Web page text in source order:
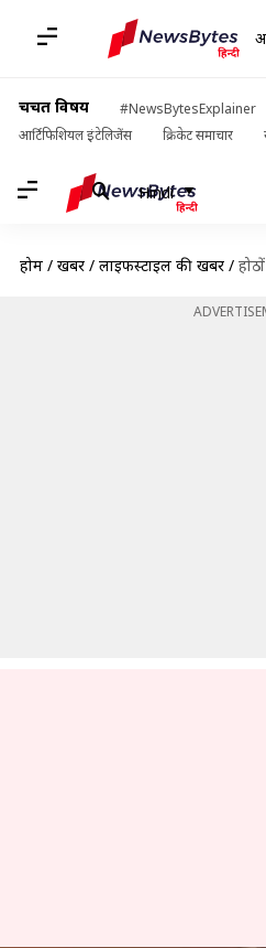
चर्चित विषय #NewsBytesExplainer
आर्टिफिशियल इंटेलिजेंस
क्रिकेट समाचार
Hindi
होम / खबरें / लाइफस्टाइल की खबरें / होठों